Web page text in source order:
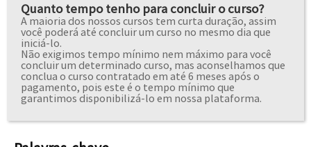
Quanto tempo tenho para concluir o curso?
A maioria dos nossos cursos tem curta duração, assim
você poderá até concluir um curso no mesmo dia que
iniciá-lo.
Não exigimos tempo mínimo nem máximo para você
concluir um determinado curso, mas aconselhamos que
conclua o curso contratado em até 6 meses após o
pagamento, pois este é o tempo mínimo que
garantimos disponibilizá-lo em nossa plataforma.